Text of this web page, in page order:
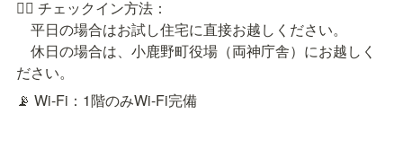
💁‍♀️ チェックイン方法：
平日の場合はお試し住宅に直接お越しください。
休日の場合は、小鹿野町役場（両神庁舎）にお越しく
ださい。
📡 Wi-Fi：1階のみWi-Fi完備